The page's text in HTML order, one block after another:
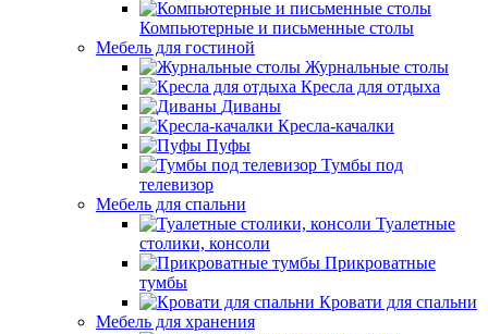
Компьютерные и письменные столы
Мебель для гостиной
Журнальные столы
Кресла для отдыха
Диваны
Кресла-качалки
Пуфы
Тумбы под
телевизор
Мебель для спальни
Туалетные
столики, консоли
Прикроватные
тумбы
Кровати для спальни
Мебель для хранения